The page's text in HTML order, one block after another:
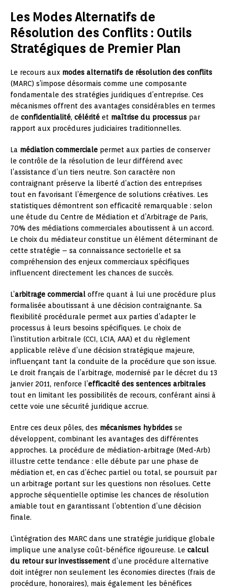
Les Modes Alternatifs de
Résolution des Conflits : Outils
Stratégiques de Premier Plan
Le recours aux modes alternatifs de résolution des conflits
(MARC) s’impose désormais comme une composante
fondamentale des stratégies juridiques d’entreprise. Ces
mécanismes offrent des avantages considérables en termes
de confidentialité, célérité et maîtrise du processus par
rapport aux procédures judiciaires traditionnelles.
La médiation commerciale permet aux parties de conserver
le contrôle de la résolution de leur différend avec
l’assistance d’un tiers neutre. Son caractère non
contraignant préserve la liberté d’action des entreprises
tout en favorisant l’émergence de solutions créatives. Les
statistiques démontrent son efficacité remarquable : selon
une étude du Centre de Médiation et d’Arbitrage de Paris,
70% des médiations commerciales aboutissent à un accord.
Le choix du médiateur constitue un élément déterminant de
cette stratégie – sa connaissance sectorielle et sa
compréhension des enjeux commerciaux spécifiques
influencent directement les chances de succès.
L’arbitrage commercial offre quant à lui une procédure plus
formalisée aboutissant à une décision contraignante. Sa
flexibilité procédurale permet aux parties d’adapter le
processus à leurs besoins spécifiques. Le choix de
l’institution arbitrale (CCI, LCIA, AAA) et du règlement
applicable relève d’une décision stratégique majeure,
influençant tant la conduite de la procédure que son issue.
Le droit français de l’arbitrage, modernisé par le décret du 13
janvier 2011, renforce l’efficacité des sentences arbitrales
tout en limitant les possibilités de recours, conférant ainsi à
cette voie une sécurité juridique accrue.
Entre ces deux pôles, des mécanismes hybrides se
développent, combinant les avantages des différentes
approches. La procédure de médiation-arbitrage (Med-Arb)
illustre cette tendance : elle débute par une phase de
médiation et, en cas d’échec partiel ou total, se poursuit par
un arbitrage portant sur les questions non résolues. Cette
approche séquentielle optimise les chances de résolution
amiable tout en garantissant l’obtention d’une décision
finale.
L’intégration des MARC dans une stratégie juridique globale
implique une analyse coût-bénéfice rigoureuse. Le calcul
du retour sur investissement d’une procédure alternative
doit intégrer non seulement les économies directes (frais de
procédure, honoraires), mais également les bénéfices